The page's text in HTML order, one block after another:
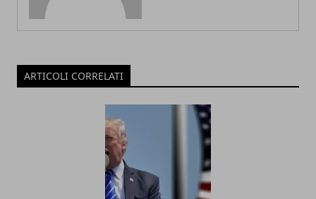
ARTICOLI CORRELATI